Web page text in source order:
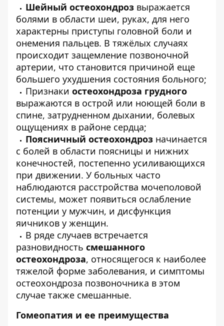
Шейный остеохондроз выражается
болями в области шеи, руках, для него
характерны приступы головной боли и
онемения пальцев. В тяжёлых случаях
происходит защемление позвоночной
артерии, что становится причиной еще
большего ухудшения состояния больного;
Признаки остеохондроза грудного
выражаются в острой или ноющей боли в
спине, затрудненном дыхании, болевых
ощущениях в районе сердца;
Поясничный остеохондроз начинается
с болей в области поясницы и нижних
конечностей, постепенно усиливающихся
при движении. У больных часто
наблюдаются расстройства мочеполовой
системы, может появиться ослабление
потенции у мужчин, и дисфункция
яичников у женщин.
В ряде случаев встречается
разновидность смешанного
остеохондроза, относящегося к наиболее
тяжелой форме заболевания, и симптомы
остеохондроза позвоночника в этом
случае также смешанные.
Гомеопатия и ее преимущества